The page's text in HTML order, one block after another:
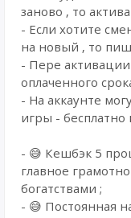
заново , то
- Если хотите
на новый , то
- Пере
оплаченного
- На аккаунте
игры - бесплатно
- 😅 Кешбэк 5
главное
богатствами ;
- 😅 Постоянная